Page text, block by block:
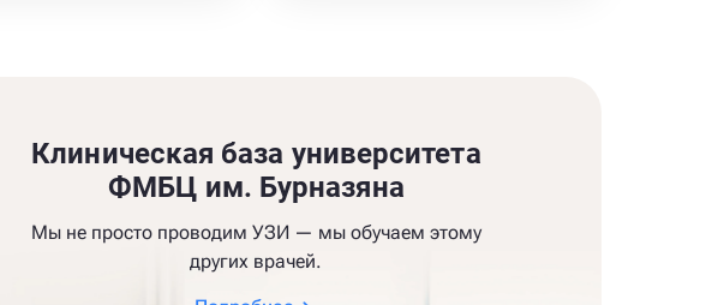
Клиническая база университета
ФМБЦ им. Бурназяна
Мы не просто проводим УЗИ — мы обучаем этому
других врачей.